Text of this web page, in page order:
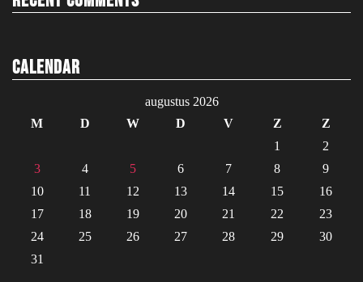
Calendar
augustus 2026
M
D W D V Z
Z
1
2
3
4 5 6 7 8
9
10
11 12 13 14 15
16
17
18 19 20 21 22
23
24
25 26 27 28 29
30
31